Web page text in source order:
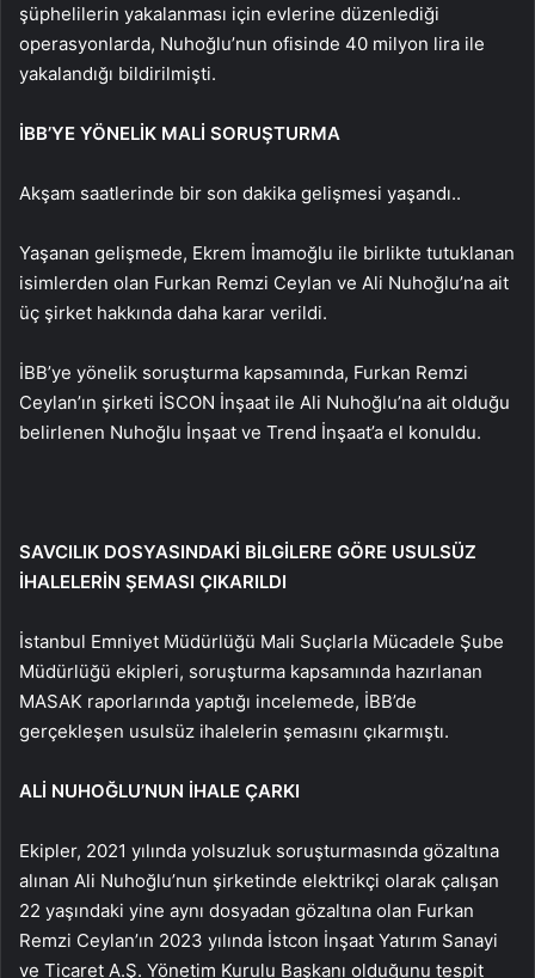
şüphelilerin yakalanması için evlerine düzenlediği
operasyonlarda, Nuhoğlu’nun ofisinde 40 milyon lira ile
yakalandığı bildirilmişti.
İBB’YE YÖNELİK MALİ SORUŞTURMA
Akşam saatlerinde bir son dakika gelişmesi yaşandı..
Yaşanan gelişmede, Ekrem İmamoğlu ile birlikte tutuklanan
isimlerden olan Furkan Remzi Ceylan ve Ali Nuhoğlu’na ait
üç şirket hakkında daha karar verildi.
İBB’ye yönelik soruşturma kapsamında, Furkan Remzi
Ceylan’ın şirketi İSCON İnşaat ile Ali Nuhoğlu’na ait olduğu
belirlenen Nuhoğlu İnşaat ve Trend İnşaat’a el konuldu.
SAVCILIK DOSYASINDAKİ BİLGİLERE GÖRE USULSÜZ
İHALELERİN ŞEMASI ÇIKARILDI
İstanbul Emniyet Müdürlüğü Mali Suçlarla Mücadele Şube
Müdürlüğü ekipleri, soruşturma kapsamında hazırlanan
MASAK raporlarında yaptığı incelemede, İBB’de
gerçekleşen usulsüz ihalelerin şemasını çıkarmıştı.
ALİ NUHOĞLU’NUN İHALE ÇARKI
Ekipler, 2021 yılında yolsuzluk soruşturmasında gözaltına
alınan Ali Nuhoğlu’nun şirketinde elektrikçi olarak çalışan
22 yaşındaki yine aynı dosyadan gözaltına olan Furkan
Remzi Ceylan’ın 2023 yılında İstcon İnşaat Yatırım Sanayi
ve Ticaret A.Ş. Yönetim Kurulu Başkanı olduğunu tespit